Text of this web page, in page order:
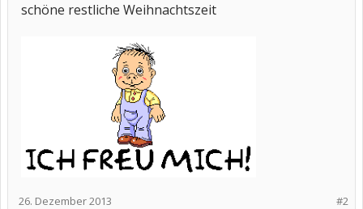
schöne restliche Weihnachtszeit
#2
26. Dezember 2013